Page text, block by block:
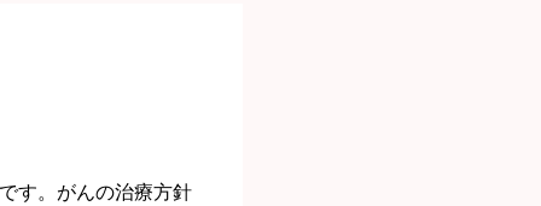
す。がんの治療方針